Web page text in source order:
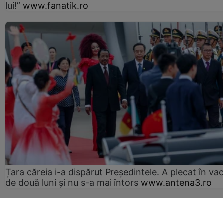
lui!” www.fanatik.ro
Țara căreia i-a dispărut Președintele. A plecat în
de două luni și nu s-a mai întors www.antena3.ro